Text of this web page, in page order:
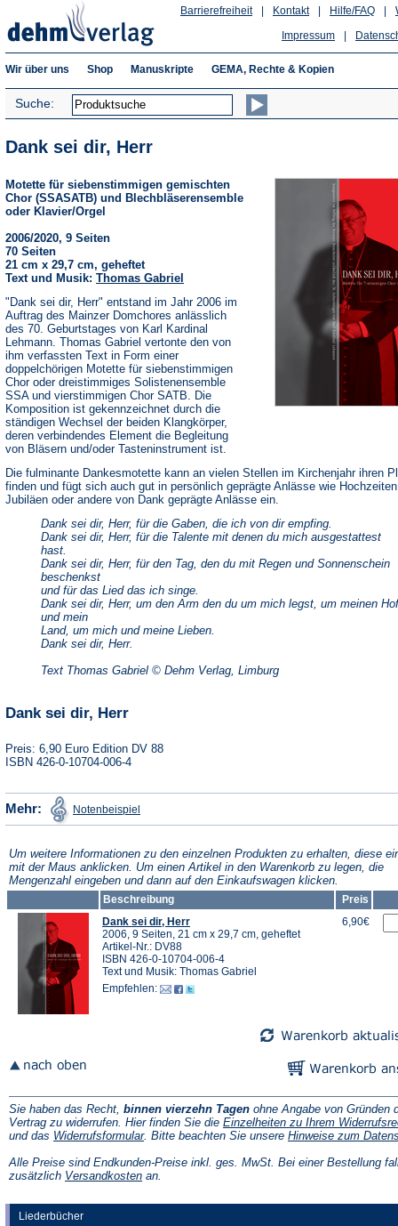
Hilfe/FAQ
Kontakt
Barrierefreiheit
Impressum
Wir über uns Shop Manuskripte GEMA, Rechte & Kopien
Suche:
Liederbücher
Dank sei dir, Herr
Motette für siebenstimmigen gemischten
Chor (SSASATB) und Blechbläserensemble
oder Klavier/Orgel
2006/2020, 9 Seiten
70 Seiten
21 cm x 29,7 cm, geheftet
Text und Musik: Thomas Gabriel
"Dank sei dir, Herr" entstand im Jahr 2006 im
Auftrag des Mainzer Domchores anlässlich
des 70. Geburtstages von Karl Kardinal
Lehmann. Thomas Gabriel vertonte den von
ihm verfassten Text in Form einer
doppelchörigen Motette für siebenstimmigen
Chor oder dreistimmiges Solistenensemble
SSA und vierstimmigen Chor SATB. Die
Komposition ist gekennzeichnet durch die
ständigen Wechsel der beiden Klangkörper,
deren verbindendes Element die Begleitung
von Bläsern und/oder Tasteninstrument ist.
Die fulminante Dankesmotette kann an vielen Stellen im Kirchenjahr ihren
finden und fügt sich auch gut in persönlich geprägte Anlässe wie
Jubiläen oder andere von Dank geprägte Anlässe ein.
Dank sei dir, Herr, für die Gaben, die ich von dir empfing.
Dank sei dir, Herr, für die Talente mit denen du mich ausgestattest
hast.
Dank sei dir, Herr, für den Tag, den du mit Regen und Sonnenschein
beschenkst
und für das Lied das ich singe.
Dank sei dir, Herr, um den Arm den du um mich legst, um meinen Hof
und mein
Land, um mich und meine Lieben.
Dank sei dir, Herr.
Text Thomas Gabriel © Dehm Verlag, Limburg
Dank sei dir, Herr
Preis: 6,90 Euro Edition DV 88
ISBN 426-0-10704-006-4
Mehr: Notenbeispiel in
einem
Tab)
Um weitere Informationen zu den einzelnen Produkten zu erhalten, diese
mit der Maus anklicken. Um einen Artikel in den Warenkorb zu legen, die
Mengenzahl eingeben und dann auf den Einkaufswagen klicken.
Beschreibung
Preis
Dank sei dir, Herr
2006, 9 Seiten, 21 cm x 29,7 cm, geheftet
Artikel-Nr.: DV88
ISBN 426-0-10704-006-4
Text und Musik: Thomas Gabriel
Empfehlen:
6,90€
Sie haben das Recht, binnen vierzehn Tagen ohne Angabe von Gründen
Vertrag zu widerrufen. Hier finden Sie die Einzelheiten zu Ihrem
und das Widerrufsformular(Öffnet
einem
neuen
. Bitte beachten Sie unsere Hinweise zum
Alle Preise sind Endkunden-Preise inkl. ges. MwSt. Bei einer Bestellung
zusätzlich Versandkosten(Öffnet
an.